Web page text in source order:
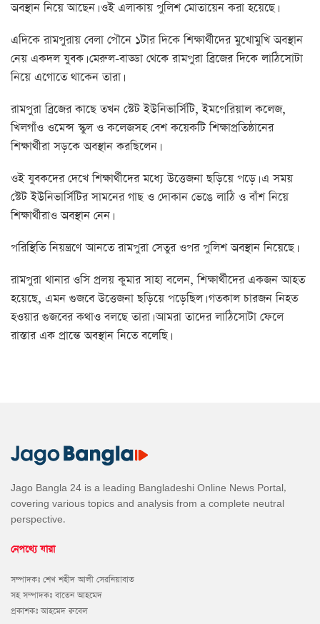
অবস্থান নিয়ে আছেন। ওই এলাকায় পুলিশ মোতায়েন করা হয়েছে।
এদিকে রামপুরায় বেলা পৌনে ১টার দিকে শিক্ষার্থীদের মুখোমুখি অবস্থান
নেয় একদল যুবক। মেরুল-বাড্ডা থেকে রামপুরা ব্রিজের দিকে লাঠিসোটা
নিয়ে এগোতে থাকেন তারা।
রামপুরা ব্রিজের কাছে তখন স্টেট ইউনিভার্সিটি, ইমপেরিয়াল কলেজ,
খিলগাঁও ওমেন্স স্কুল ও কলেজসহ বেশ কয়েকটি শিক্ষাপ্রতিষ্ঠানের
শিক্ষার্থীরা সড়কে অবস্থান করছিলেন।
ওই যুবকদের দেখে শিক্ষার্থীদের মধ্যে উত্তেজনা ছড়িয়ে পড়ে। এ সময়
স্টেট ইউনিভার্সিটির সামনের গাছ ও দোকান ভেঙে লাঠি ও বাঁশ নিয়ে
শিক্ষার্থীরাও অবস্থান নেন।
পরিস্থিতি নিয়ন্ত্রণে আনতে রামপুরা সেতুর ওপর পুলিশ অবস্থান নিয়েছে।
রামপুরা থানার ওসি প্রলয় কুমার সাহা বলেন, শিক্ষার্থীদের একজন আহত
হয়েছে, এমন গুজবে উত্তেজনা ছড়িয়ে পড়েছিল। গতকাল চারজন নিহত
হওয়ার গুজবের কথাও বলছে তারা। আমরা তাদের লাঠিসোটা ফেলে
রাস্তার এক প্রান্তে অবস্থান নিতে বলেছি।
Jago Bangla 24 is a leading Bangladeshi Online News Portal,
covering various topics and analysis from a complete neutral
perspective.
নেপথ্যে যারা
সম্পাদকঃ শেখ শহীদ আলী সেরনিয়াবাত
সহ সম্পাদকঃ বাতেন আহমেদ
প্রকাশকঃ আহমেদ রুবেল